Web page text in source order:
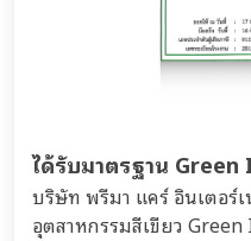
ได้รับมาตรฐาน
บริษัท พรีมา แคร์ อินเตอร์
อุตสาหกรรมสีเขียว